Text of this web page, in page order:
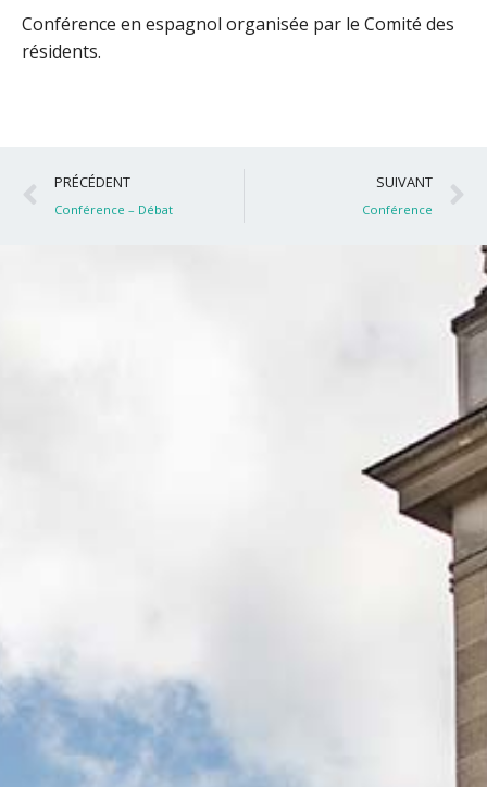
Conférence en espagnol organisée par le Comité des
résidents.
Précédent
PRÉCÉDENT
Conférence – Débat
SUIVANT
Conférence